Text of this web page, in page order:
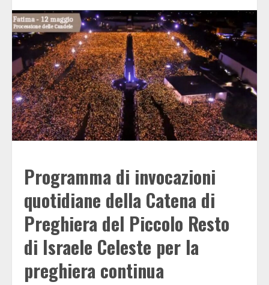
Programma di invocazioni
quotidiane della Catena di
Preghiera del Piccolo Resto
di Israele Celeste per la
preghiera continua